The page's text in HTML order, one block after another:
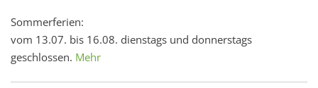
Sommerferien:
vom 13.07. bis 16.08. dienstags und donnerstags
geschlossen. Mehr